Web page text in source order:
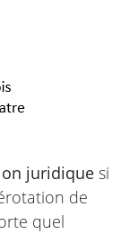
juridique si
de
quel